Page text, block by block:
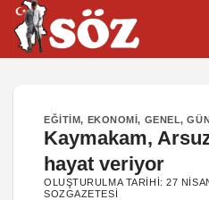
İçeriğe
atla
EĞITIM, EKONOMI, GENEL,
Kaymakam,
hayat veriyor
OLUŞTURULMA TARIHI:27
SOZGAZETESI